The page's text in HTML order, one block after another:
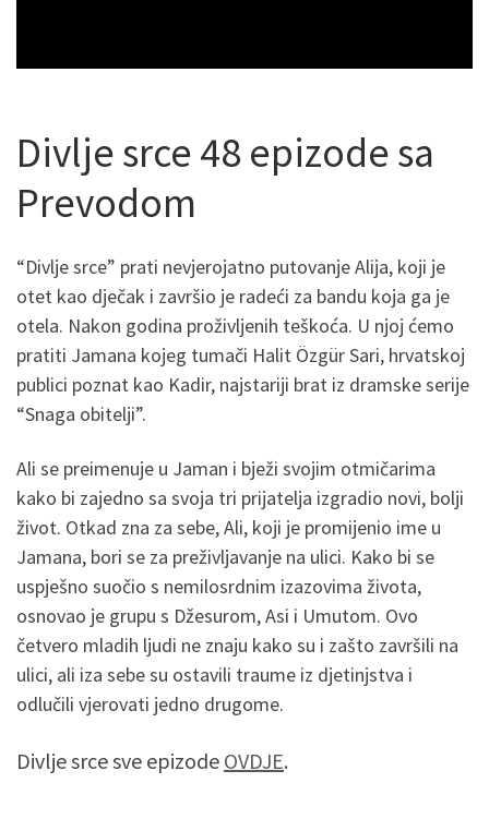
Divlje srce 48 epizode sa
Prevodom
“Divlje srce” prati nevjerojatno putovanje Alija, koji je
otet kao dječak i završio je radeći za bandu koja ga je
otela. Nakon godina proživljenih teškoća. U njoj ćemo
pratiti Jamana kojeg tumači Halit Özgür Sari, hrvatskoj
publici poznat kao Kadir, najstariji brat iz dramske serije
“Snaga obitelji”.
Ali se preimenuje u Jaman i bježi svojim otmičarima
kako bi zajedno sa svoja tri prijatelja izgradio novi, bolji
život. Otkad zna za sebe, Ali, koji je promijenio ime u
Jamana, bori se za preživljavanje na ulici. Kako bi se
uspješno suočio s nemilosrdnim izazovima života,
osnovao je grupu s Džesurom, Asi i Umutom. Ovo
četvero mladih ljudi ne znaju kako su i zašto završili na
ulici, ali iza sebe su ostavili traume iz djetinjstva i
odlučili vjerovati jedno drugome.
Divlje srce sve epizode OVDJE.